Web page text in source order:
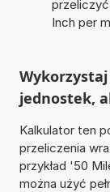
Inch per
jednostek,
Kalkulator ten
przeliczenia
przykład '50
można użyć